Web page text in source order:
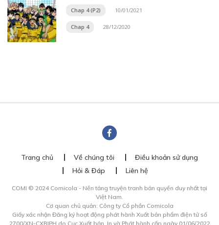
Chap 4 (P2) 10/01/2021
Chap 4 28/12/2020
Trang chủ Về chúng tôi
Điều khoản sử dụng
Hỏi & Đáp
Liên hệ
COMI © 2024 Comicola - Nền tảng truyện tranh bản quyền duy nhất tại
Việt Nam.
Cơ quan chủ quản: Công ty Cổ phần Comicola
Giấy xác nhận Đăng ký hoạt động phát hành Xuất bản phẩm điện tử số
2700/XN-CXBIPH do Cục Xuất bản, In và Phát hành cấp ngày 01/06/2022